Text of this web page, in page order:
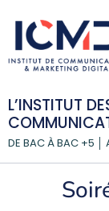
L’INSTITUT
DE BAC À BAC +5 │